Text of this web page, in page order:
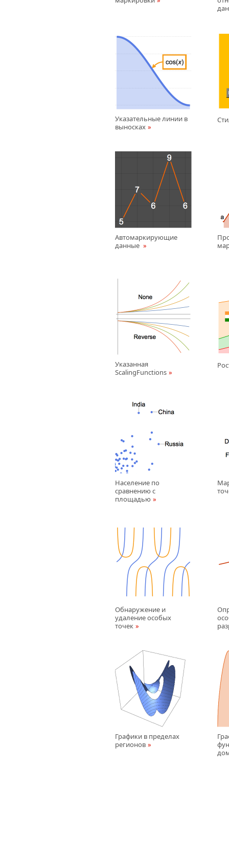
Указательные линии в
выносках
Автомаркирующие
данные
Указанная
ScalingFunctions
Население по
сравнению с
площадью
Обнаружение и
удаление особых
точек
Графики в пределах
регионов